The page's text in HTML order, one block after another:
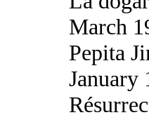
March
Pepita
January